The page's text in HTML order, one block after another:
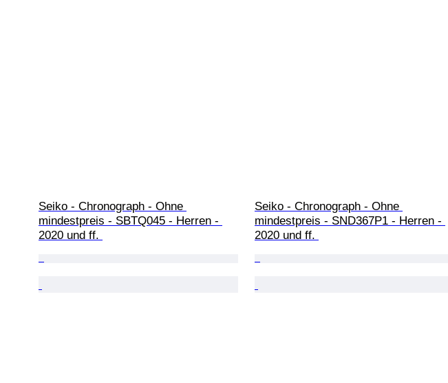
Seiko - Chronograph - Ohne
mindestpreis - SBTQ045 - Herren -
2020 und ff.
Seiko - Chronograph - Ohne
mindestpreis - SND367P1 - Herren -
2020 und ff.